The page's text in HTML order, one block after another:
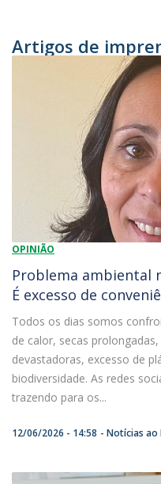
Artigos de
OPINIÃO
Problema ambiental
É excesso de
Todos os dias somos
de calor, secas
devastadoras, excesso de
biodiversidade. As redes
trazendo para os...
12/06/2026 - 14:58 Notícias ao